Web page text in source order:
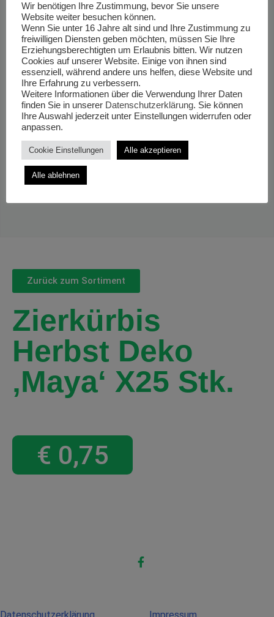
Zurück zum Sortiment
Zierkürbis
Herbst Deko
‚Maya‘ X25 Stk.
€ 0,75
Wir benötigen Ihre Zustimmung, bevor Sie unsere
Website weiter besuchen können.
Wenn Sie unter 16 Jahre alt sind und Ihre Zustimmung zu
freiwilligen Diensten geben möchten, müssen Sie Ihre
Erziehungsberechtigten um Erlaubnis bitten. Wir nutzen
Cookies auf unserer Website. Einige von ihnen sind
essenziell, während andere uns helfen, diese Website und
Ihre Erfahrung zu verbessern.
Weitere Informationen über die Verwendung Ihrer Daten
finden Sie in unserer Datenschutzerklärung. Sie können
Ihre Auswahl jederzeit unter Einstellungen widerrufen oder
anpassen.
Cookie Einstellungen Alle akzeptieren
Alle ablehnen